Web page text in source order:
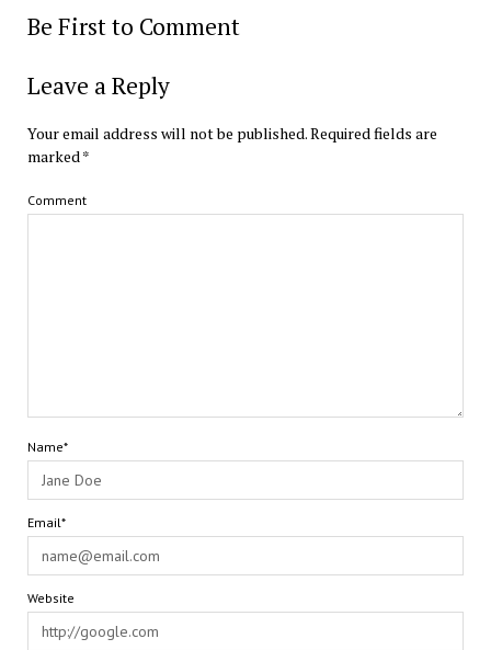
Be First to Comment
Leave a Reply
Your email address will not be published.Required fields are
marked *
Comment
Name*
Email*
Website